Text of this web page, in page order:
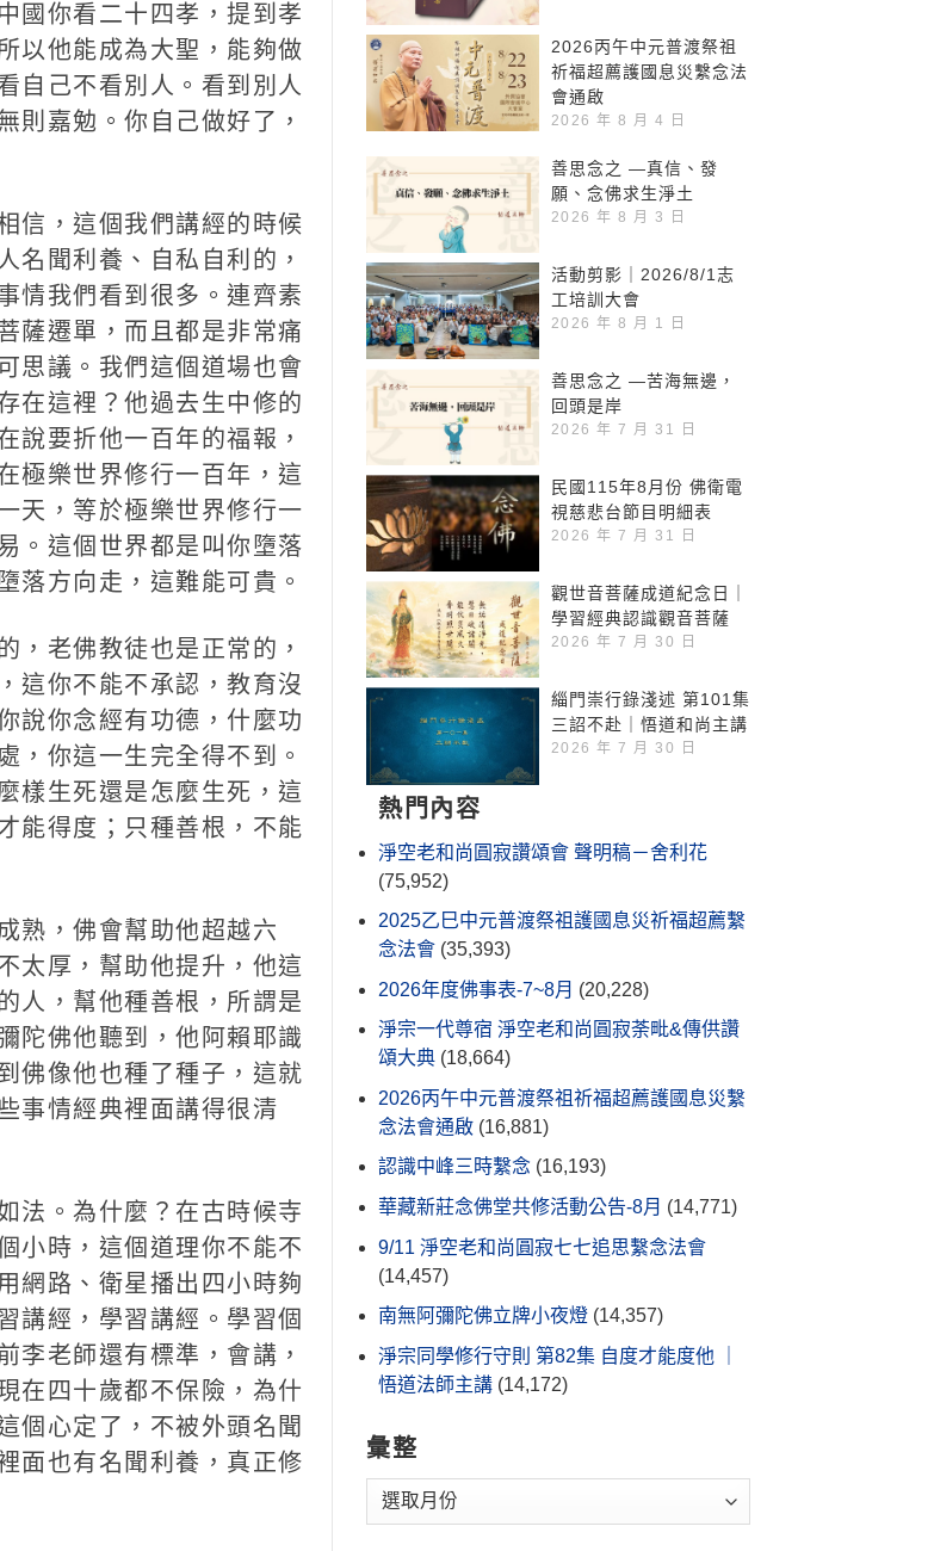
國你看二十四孝，提到孝
以他能成為大聖，能夠做
自己不看別人。看到別人
則嘉勉。你自己做好了，
，這個我們講經的時候
名聞利養、自私自利的，
情我們看到很多。連齊素
薩遷單，而且都是非常痛
思議。我們這個道場也會
在這裡？他過去生中修的
說要折他一百年的福報，
極樂世界修行一百年，這
天，等於極樂世界修行一
。這個世界都是叫你墮落
落方向走，這難能可貴。
老佛教徒也是正常的，
這你不能不承認，教育沒
說你念經有功德，什麼功
，你這一生完全得不到。
樣生死還是怎麼生死，這
能得度；只種善根，不能
，佛會幫助他超越六
太厚，幫助他提升，他這
人，幫他種善根，所謂是
陀佛他聽到，他阿賴耶識
佛像他也種了種子，這就
事情經典裡面講得很清
。為什麼？在古時候寺
小時，這個道理你不能不
網路、衛星播出四小時夠
講經，學習講經。學習個
李老師還有標準，會講，
在四十歲都不保險，為什
個心定了，不被外頭名聞
面也有名聞利養，真正修
2026丙午中元普渡祭祖
祈福超薦護國息災繫念法
會通啟
2026 年 8 月 4 日
善思念之 —真信、發
願、念佛求生淨土
2026 年 8 月 3 日
活動剪影｜2026/8/1志
工培訓大會
2026 年 8 月 1 日
善思念之 —苦海無邊，
回頭是岸
2026 年 7 月 31 日
民國115年8月份 佛衛電
視慈悲台節目明細表
2026 年 7 月 31 日
觀世音菩薩成道紀念日｜
學習經典認識觀音菩薩
2026 年 7 月 30 日
緇門崇行錄淺述 第101集
三詔不赴｜悟道和尚主講
2026 年 7 月 30 日
熱門內容
淨空老和尚圓寂讚頌會 聲明稿－舍利花
(75,952)
2025乙巳中元普渡祭祖護國息災祈福超薦繫
念法會 (35,393)
2026年度佛事表-7~8月 (20,228)
淨宗一代尊宿 淨空老和尚圓寂荼毗&傳供讚
頌大典 (18,664)
2026丙午中元普渡祭祖祈福超薦護國息災繫
念法會通啟 (16,881)
認識中峰三時繫念 (16,193)
華藏新莊念佛堂共修活動公告-8月 (14,771)
9/11 淨空老和尚圓寂七七追思繫念法會
(14,457)
南無阿彌陀佛立牌小夜燈 (14,357)
淨宗同學修行守則 第82集 自度才能度他 ｜
悟道法師主講 (14,172)
彙整